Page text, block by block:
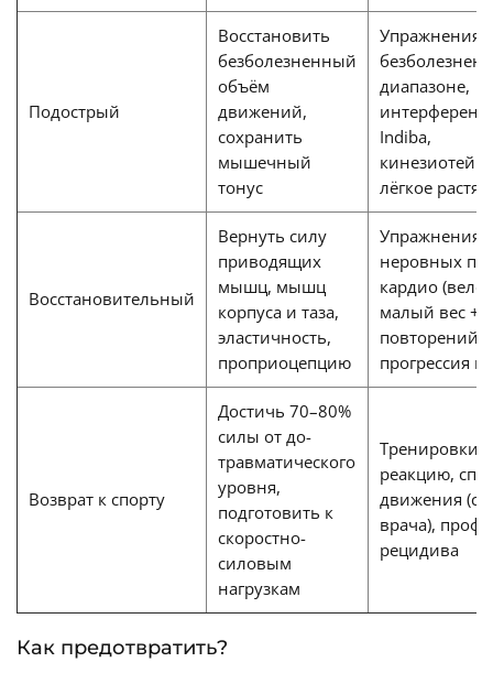
Подострый
Восстановить
безболезненный
объём
движений,
сохранить
мышечный
тонус
Упражнения
диапазоне,
Indiba,
лёгкое
Восстановительный
Вернуть силу
приводящих
мышц, мышц
корпуса и таза,
эластичность,
проприоцепцию
Упражнения
неровных
кардио
малый вес +
повторений
прогрессия
Возврат к спорту
Достичь 70–80%
силы от до-
травматического
уровня,
подготовить к
скоростно-
силовым
нагрузкам
Тренировки
реакцию,
движения (с
врача),
рецидива
Как предотвратить?